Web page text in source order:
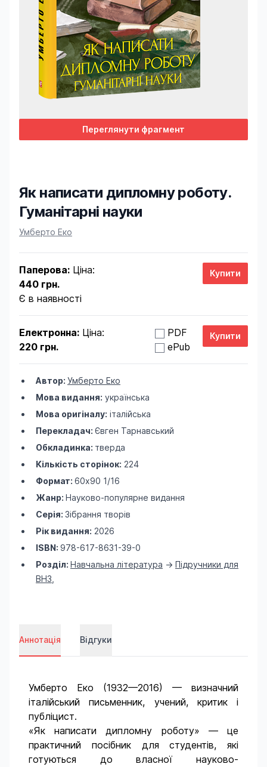
Переглянути фрагмент
Як написати дипломну роботу.
Гуманітарні науки
Product information
Умберто Еко
Паперова: Ціна:
440 грн.
Є в наявності
Електронна: Ціна:
220 грн.
PDF
ePub
Автор: Умберто Еко
Мова видання: українська
Мова оригіналу: італійська
Перекладач: Євген Тарнавський
Обкладинка: тверда
Кількість сторінок: 224
Формат: 60х90 1/16
Жанр: Науково-популярне видання
Серія: Зібрання творів
Рік видання: 2026
ISBN: 978-617-8631-39-0
Розділ: Навчальна література -> Підручники для
ВНЗ
Аннотація Відгуки
Умберто Еко (1932—2016) — визначний
італійський письменник, учений, критик і
публіцист.
«Як написати дипломну роботу» — це
практичний посібник для студентів, які
готуються до власної науково-